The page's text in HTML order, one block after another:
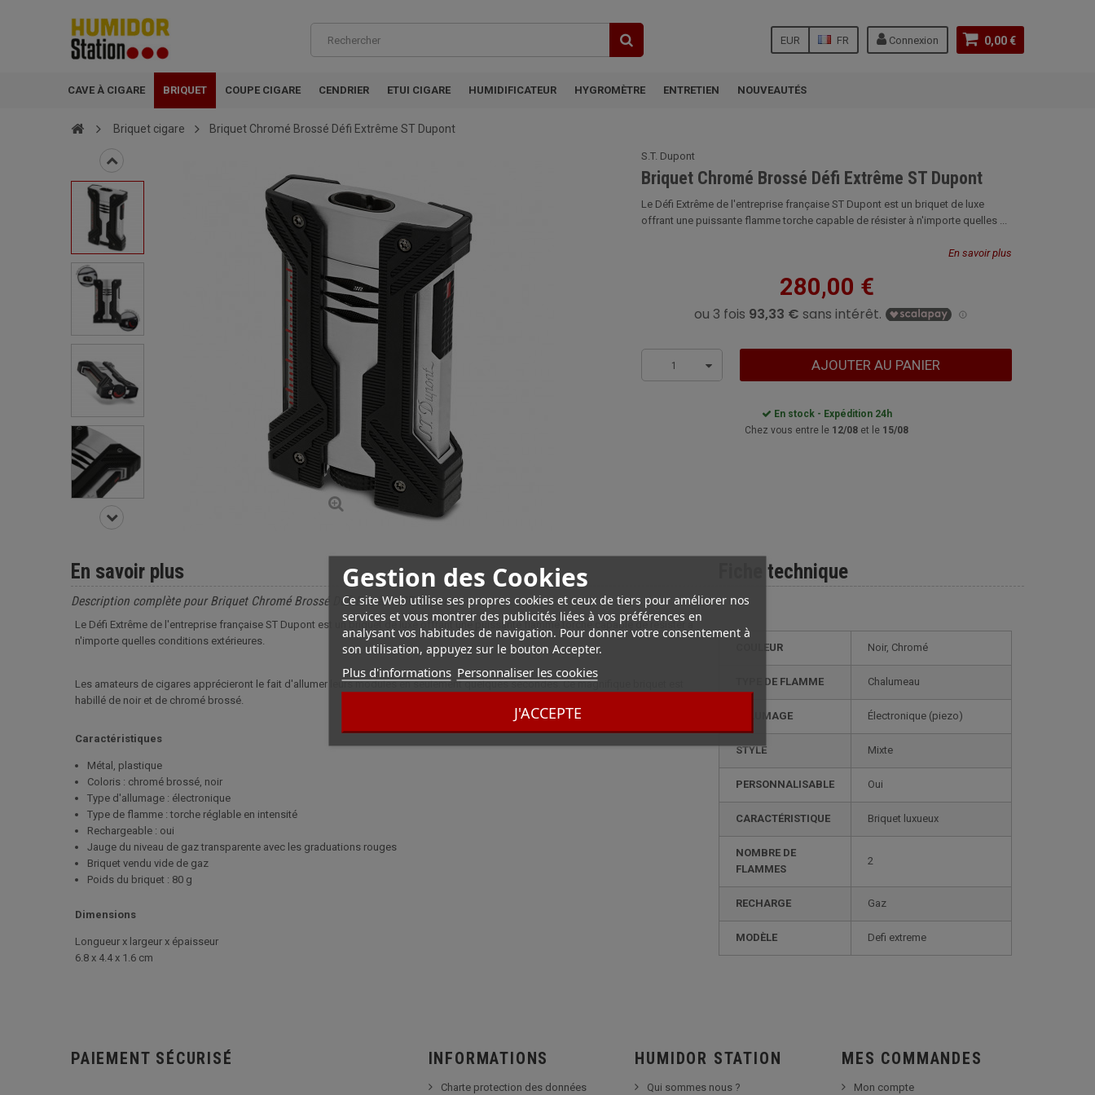
0,00 €
Connexion
FR
EUR
CAVE À CIGARE BRIQUET COUPE CIGARE CENDRIER ETUI CIGARE HUMIDIFICATEUR HYGROMÈTRE ENTRETIEN NOUVEAUTÉS
Gestion des Cookies
Ce site Web utilise ses propres cookies et ceux de tiers pour améliorer nos
services et vous montrer des publicités liées à vos préférences en
analysant vos habitudes de navigation. Pour donner votre consentement à
son utilisation, appuyez sur le bouton Accepter.
Plus d'informations Personnaliser les cookies
J'ACCEPTE
Briquet cigare Briquet Chromé Brossé Défi Extrême ST Dupont
S.T. Dupont
Briquet Chromé Brossé Défi Extrême ST Dupont
Le Défi Extrême de l'entreprise française ST Dupont est un briquet de luxe
offrant une puissante flamme torche capable de résister à n'importe quelles ...
En savoir plus
280,00 €
1 AJOUTER AU PANIER
En stock - Expédition 24h
Chez vous entre le 12/08 et le 15/08
Fiche technique
COULEUR Noir, Chromé
TYPE DE FLAMME Chalumeau
ALLUMAGE électronique (piezo)
STYLE mixte
PERSONNALISABLE oui
CARACTÉRISTIQUE briquet luxueux
NOMBRE DE
FLAMMES
2
RECHARGE gaz
MODÈLE defi extreme
En savoir plus
Description complète pour Briquet Chromé Brossé Défi Extrême ST Dupont
Le Défi Extrême de l'entreprise française ST Dupont est un briquet de luxe offrant une puissante flamme torche capable de résister à
n'importe quelles conditions extérieures.
Les amateurs de cigares apprécieront le fait d'allumer leurs modules en seulement quelques secondes. Ce magnifique briquet est
habillé de noir et de chromé brossé.
Caractéristiques
Métal, plastique
Coloris : chromé brossé, noir
Type d'allumage : électronique
Type de flamme : torche réglable en intensité
Rechargeable : oui
Jauge du niveau de gaz transparente avec les graduations rouges
Briquet vendu vide de gaz
Poids du briquet : 80 g
Dimensions
Longueur x largeur x épaisseur
6.8 x 4.4 x 1.6 cm
PAIEMENT SÉCURISÉ INFORMATIONS
Charte protection des données
HUMIDOR STATION
Qui sommes nous ?
MES COMMANDES
Mon compte